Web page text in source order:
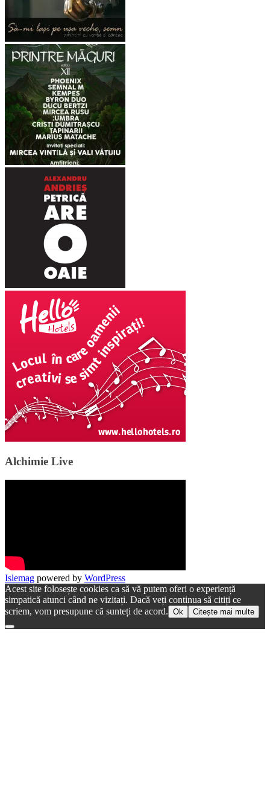
Alchimie Live
Islemag powered by WordPress
Acest site folosește cookies ca să vă putem oferi o experiență
simpatică atunci când ne vizitați. Dacă veți continua să citiți ce
scriem, vom presupune că sunteți de acord. Ok Citește mai multe